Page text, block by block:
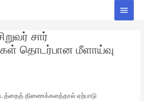
Main
சார்
தொடர்பான மீளாய்வு
திணைக்களத்தால் ஏற்பாடு